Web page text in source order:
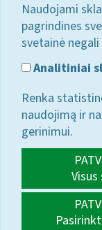
Naudojami
pagrindines
svetainė
Analitiniai
Renka
naudojimą ir
gerinimui.
Visus